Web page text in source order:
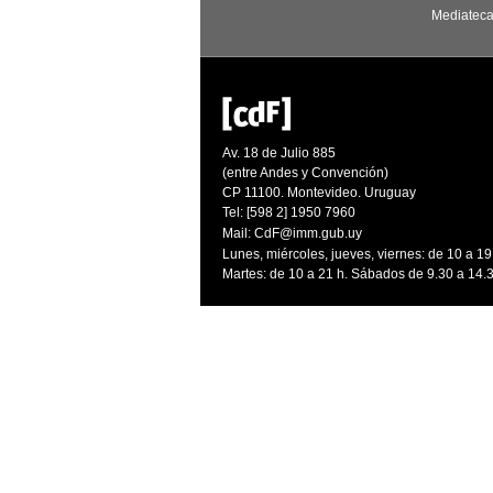
Mediateca
Av. 18 de Julio 885
(entre Andes y Convención)
CP 11100. Montevideo. Uruguay
Tel: [598 2] 1950 7960
Mail: CdF@imm.gub.uy
Lunes, miércoles, jueves, viernes: de 10 a
Martes: de 10 a 21 h. Sábados de 9.30 a